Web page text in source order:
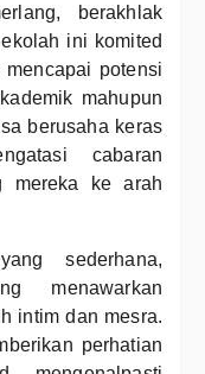
berakhlak
ini komited
potensi
mahupun
berusaha keras
cabaran
mereka ke arah
sederhana,
menawarkan
intim dan mesra.
perhatian